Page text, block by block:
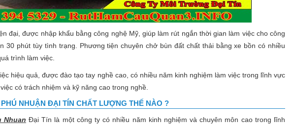
đại, được nhập khẩu bằng công nghệ Mỹ, giúp làm rút ngắn thời gian làm việc cho công
30 phút tùy tình trạng. Phương tiện chuyên chở bùn đất chất thải bằng xe bồn có nhiều
trình làm việc.
hiệu quả, được đào tạo tay nghề cao, có nhiều năm kinh nghiệm làm việc trong lĩnh vực
có trách nhiệm và kỹ năng cao trong nghề.
NHUẬN ĐẠI TÍN CHẤT LƯỢNG THẾ NÀO ?
Nhuan Đại Tín là một công ty có nhiều năm kinh nghiệm và chuyên môn cao trong lĩnh